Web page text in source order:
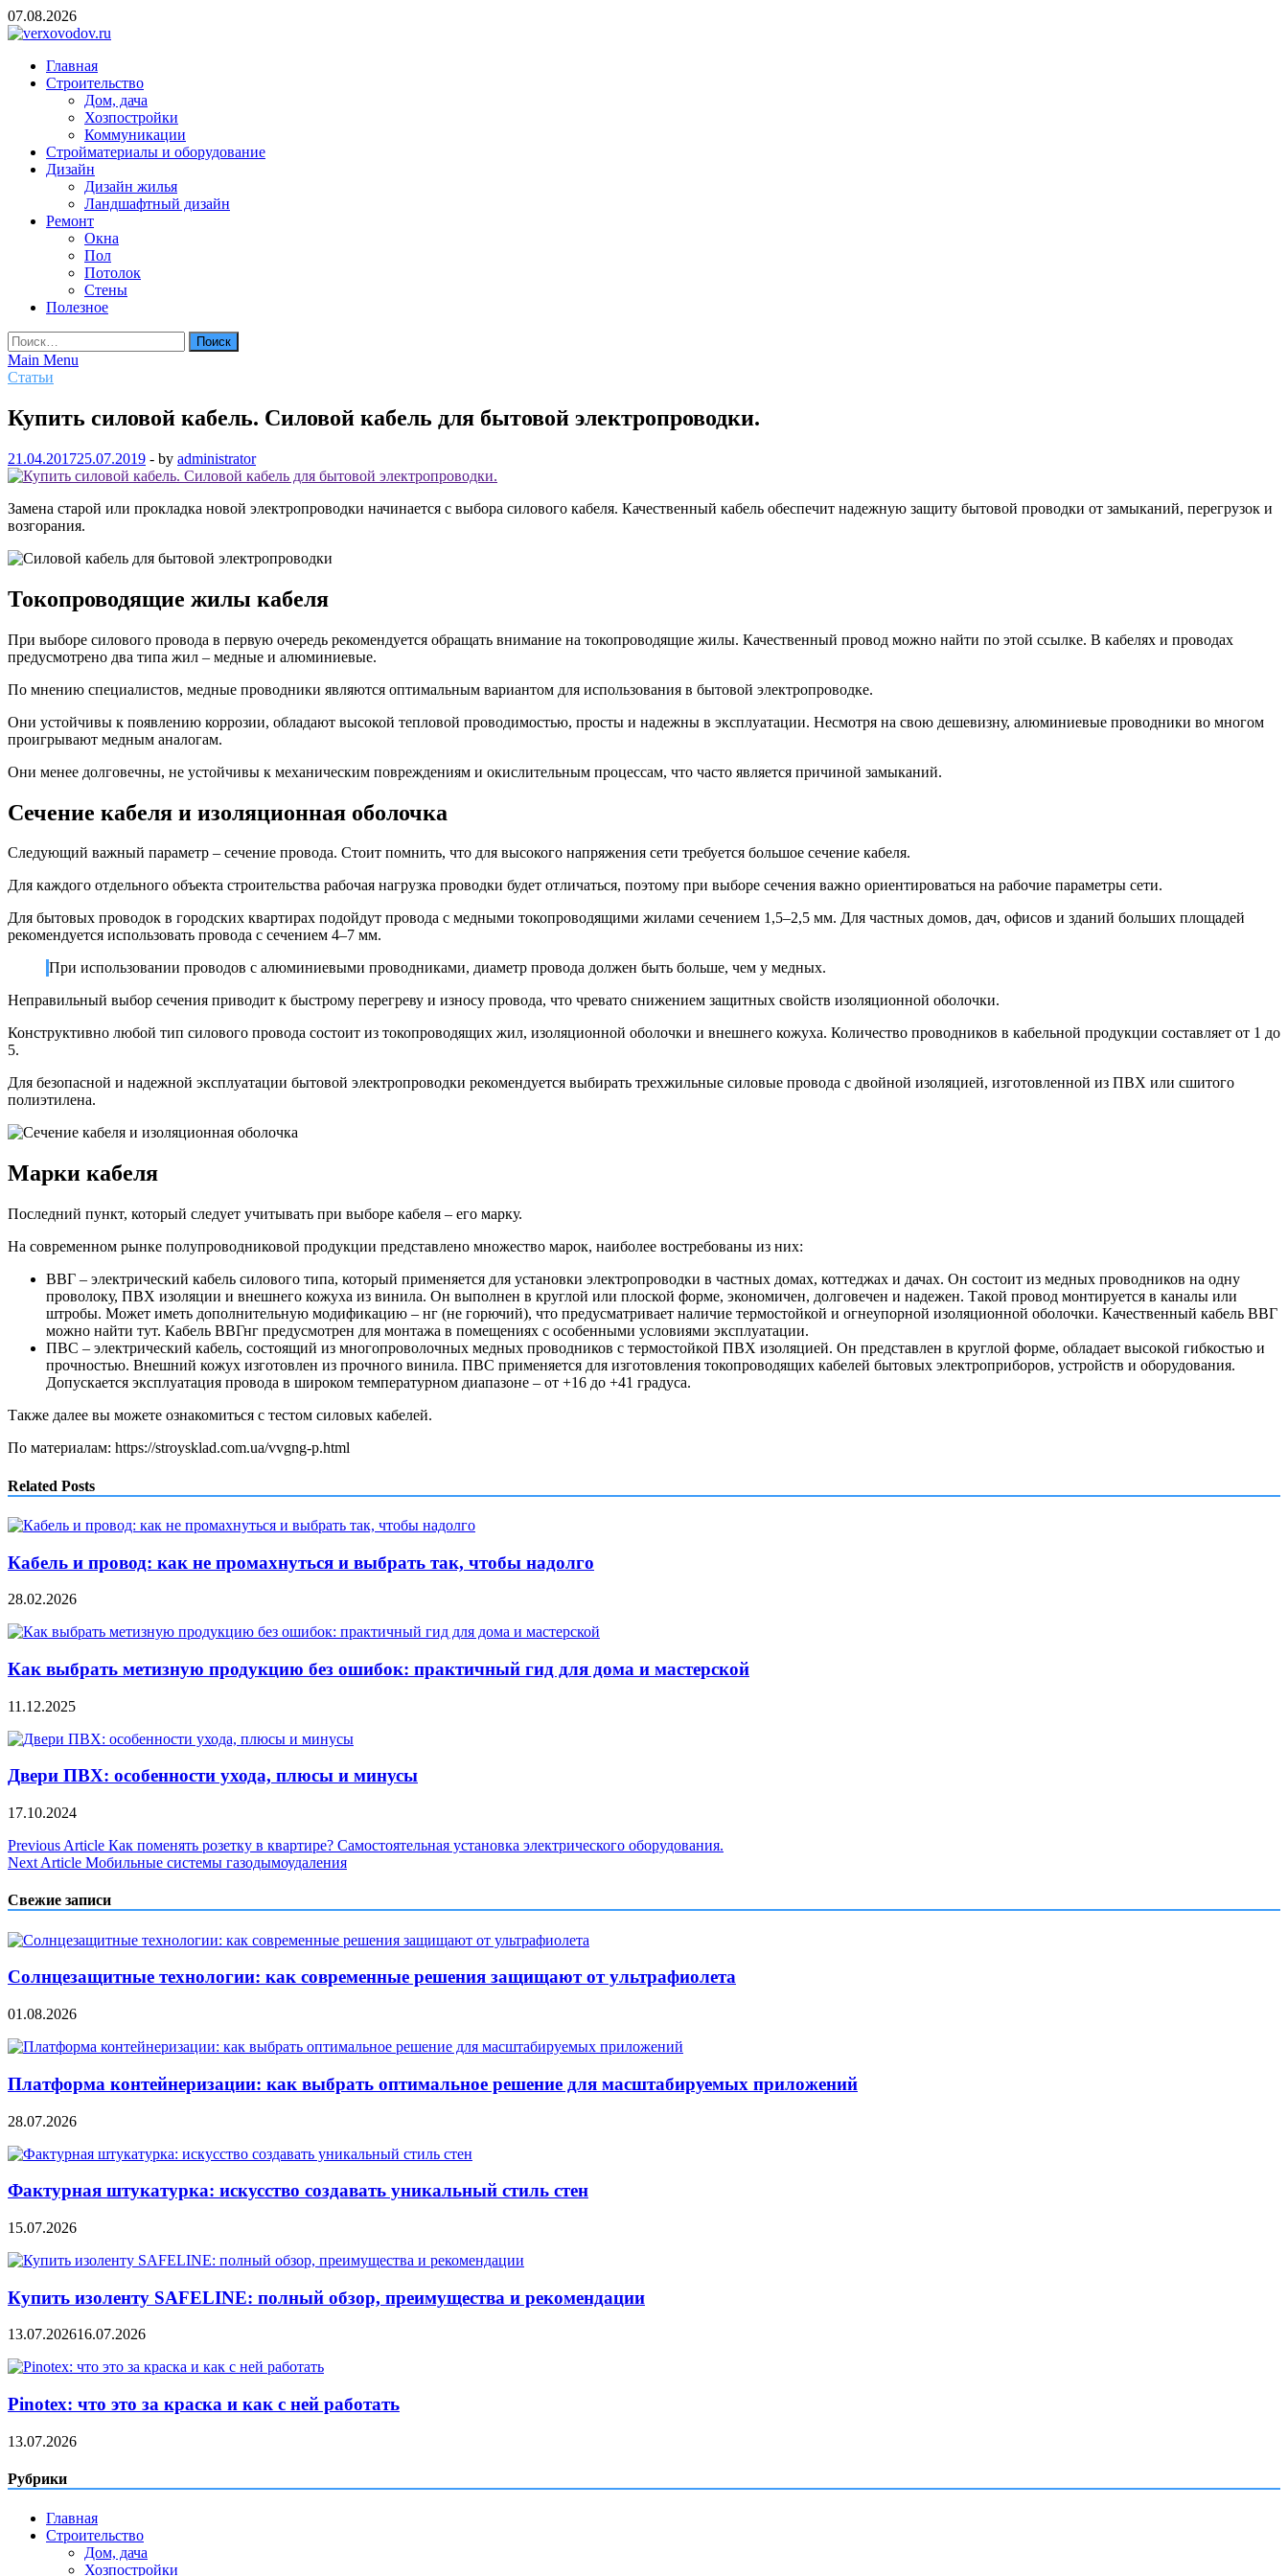
Skip
to
07.08.2026
verxovodov.ru
Ремонт и строительство
Главная
Строительство
Дом, дача
Хозпостройки
Коммуникации
Стройматериалы и оборудование
Дизайн
Дизайн жилья
Ландшафтный дизайн
Ремонт
Окна
Пол
Потолок
Стены
Полезное
Найти:
Main Menu
Статьи
Купить силовой кабель. Силовой кабель для бытовой электропроводки.
21.04.201725.07.2019 - by administrator
Замена старой или прокладка новой электропроводки начинается с выбора силового кабеля. Качественный кабель обеспечит надежную защиту бытовой проводки от замыканий, перегрузок и
возгорания.
Токопроводящие жилы кабеля
При выборе силового провода в первую очередь рекомендуется обращать внимание на токопроводящие жилы. Качественный провод можно найти по этой ссылке. В кабелях и проводах
предусмотрено два типа жил – медные и алюминиевые.
По мнению специалистов, медные проводники являются оптимальным вариантом для использования в бытовой электропроводке.
Они устойчивы к появлению коррозии, обладают высокой тепловой проводимостью, просты и надежны в эксплуатации. Несмотря на свою дешевизну, алюминиевые проводники во многом
проигрывают медным аналогам.
Они менее долговечны, не устойчивы к механическим повреждениям и окислительным процессам, что часто является причиной замыканий.
Сечение кабеля и изоляционная оболочка
Следующий важный параметр – сечение провода. Стоит помнить, что для высокого напряжения сети требуется большое сечение кабеля.
Для каждого отдельного объекта строительства рабочая нагрузка проводки будет отличаться, поэтому при выборе сечения важно ориентироваться на рабочие параметры сети.
Для бытовых проводок в городских квартирах подойдут провода с медными токопроводящими жилами сечением 1,5–2,5 мм. Для частных домов, дач, офисов и зданий больших площадей
рекомендуется использовать провода с сечением 4–7 мм.
При использовании проводов с алюминиевыми проводниками, диаметр провода должен быть больше, чем у медных.
Неправильный выбор сечения приводит к быстрому перегреву и износу провода, что чревато снижением защитных свойств изоляционной оболочки.
Конструктивно любой тип силового провода состоит из токопроводящих жил, изоляционной оболочки и внешнего кожуха. Количество проводников в кабельной продукции составляет от 1 до
5.
Для безопасной и надежной эксплуатации бытовой электропроводки рекомендуется выбирать трехжильные силовые провода с двойной изоляцией, изготовленной из ПВХ или сшитого
полиэтилена.
Марки кабеля
Последний пункт, который следует учитывать при выборе кабеля – его марку.
На современном рынке полупроводниковой продукции представлено множество марок, наиболее востребованы из них:
ВВГ – электрический кабель силового типа, который применяется для установки электропроводки в частных домах, коттеджах и дачах. Он состоит из медных проводников на одну
проволоку, ПВХ изоляции и внешнего кожуха из винила. Он выполнен в круглой или плоской форме, экономичен, долговечен и надежен. Такой провод монтируется в каналы или
штробы. Может иметь дополнительную модификацию – нг (не горючий), что предусматривает наличие термостойкой и огнеупорной изоляционной оболочки. Качественный кабель ВВГ
можно найти тут. Кабель ВВГнг предусмотрен для монтажа в помещениях с особенными условиями эксплуатации.
ПВС – электрический кабель, состоящий из многопроволочных медных проводников с термостойкой ПВХ изоляцией. Он представлен в круглой форме, обладает высокой гибкостью и
прочностью. Внешний кожух изготовлен из прочного винила. ПВС применяется для изготовления токопроводящих кабелей бытовых электроприборов, устройств и оборудования.
Допускается эксплуатация провода в широком температурном диапазоне – от +16 до +41 градуса.
Также далее вы можете ознакомиться с тестом силовых кабелей.
По материалам: https://stroysklad.com.ua/vvgng-p.html
Related Posts
Кабель и провод: как не промахнуться и выбрать так, чтобы надолго
28.02.2026
Как выбрать метизную продукцию без ошибок: практичный гид для дома и мастерской
11.12.2025
Двери ПВХ: особенности ухода, плюсы и минусы
17.10.2024
Навигация
по
записям
Previous Article Как поменять розетку в квартире? Самостоятельная установка электрического оборудования.
Next Article Мобильные системы газодымоудаления
Свежие записи
Солнцезащитные технологии: как современные решения защищают от ультрафиолета
01.08.2026
Платформа контейнеризации: как выбрать оптимальное решение для масштабируемых приложений
28.07.2026
Фактурная штукатурка: искусство создавать уникальный стиль стен
15.07.2026
Купить изоленту SAFELINE: полный обзор, преимущества и рекомендации
13.07.202616.07.2026
Pinotex: что это за краска и как с ней работать
13.07.2026
Рубрики
Главная
Строительство
Дом, дача
Хозпостройки